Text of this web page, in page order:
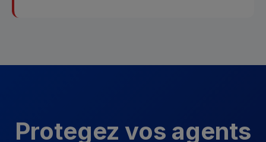
Protegez vos agents